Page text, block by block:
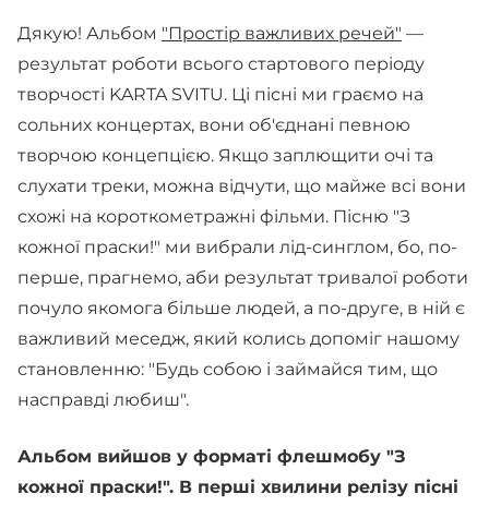
Дякую! Альбом "Простір важливих речей" —
результат роботи всього стартового періоду
творчості KARTA SVITU. Ці пісні ми граємо на
сольних концертах, вони об'єднані певною
творчою концепцією. Якщо заплющити очі та
слухати треки, можна відчути, що майже всі вони
схожі на короткометражні фільми. Пісню "З
кожної праски!" ми вибрали лід-синглом, бо, по-
перше, прагнемо, аби результат тривалої роботи
почуло якомога більше людей, а по-друге, в ній є
важливий меседж, який колись допоміг нашому
становленню: "Будь собою і займайся тим, що
насправді любиш".
Альбом вийшов у форматі флешмобу "З
кожної праски!". В перші хвилини релізу пісні